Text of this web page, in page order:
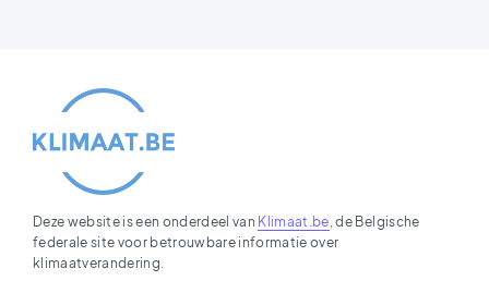
Deze website is een onderdeel van Klimaat.be , de Belgische
federale site voor betrouwbare informatie over
klimaatverandering.